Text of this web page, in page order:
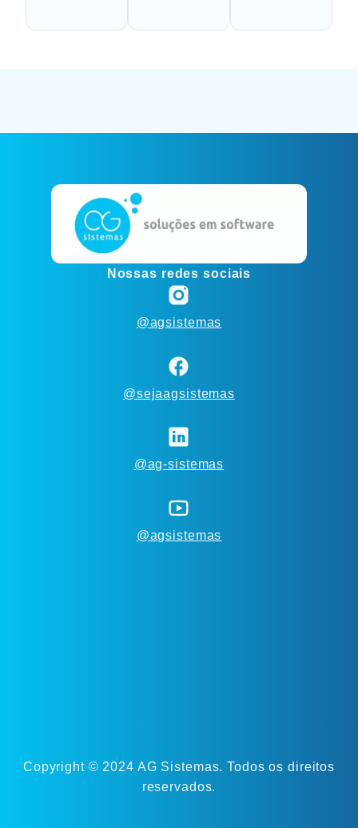
Nossas redes sociais
@agsistemas
@sejaagsistemas
@ag-sistemas
@agsistemas
Copyright © 2024 AG Sistemas. Todos os direitos
reservados.